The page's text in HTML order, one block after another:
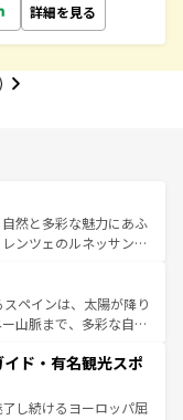
詳細を見る
然と多彩な魅力にあふ
ンツェのルネッサンス
やアマルフィ海岸の絶
光の合間には、本場の
料理を堪能することも
ない旅をしてみよう！
ペインは、太陽が降り
山脈まで、多彩な自然
フラメンコ、熱気あふ
生活の一部となってい
囲気や、バルセロナの
ド・有名観光スポ
し続けるヨーロッパ屈